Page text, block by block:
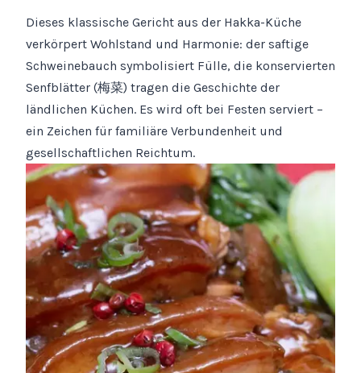
Dieses klassische Gericht aus der Hakka-Küche
verkörpert Wohlstand und Harmonie: der saftige
Schweinebauch symbolisiert Fülle, die konservierten
Senfblätter (梅菜) tragen die Geschichte der
ländlichen Küchen. Es wird oft bei Festen serviert –
ein Zeichen für familiäre Verbundenheit und
gesellschaftlichen Reichtum.